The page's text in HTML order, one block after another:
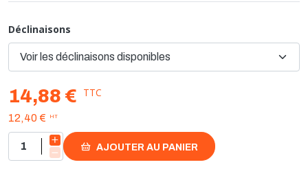
Déclinaisons
14,88 € TTC
12,40 € HT
AJOUTER AU PANIER